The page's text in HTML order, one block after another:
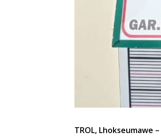
TROL, Lhokseumawe –